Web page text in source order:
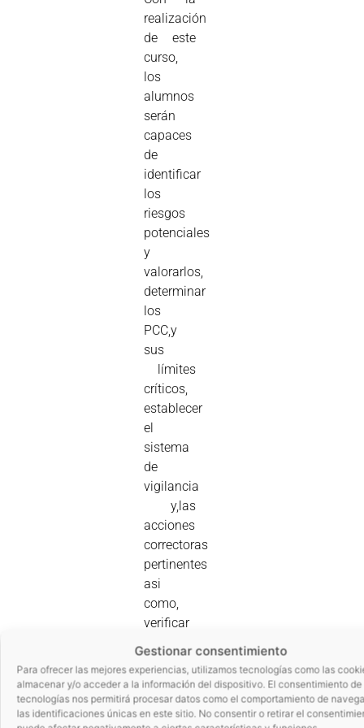
Gestionar consentimiento
Para ofrecer las mejores experiencias, utilizamos tecnologías como las
almacenar y/o acceder a la información del dispositivo. El consentimiento de
tecnologías nos permitirá procesar datos como el comportamiento de
las identificaciones únicas en este sitio. No consentir o retirar el
realización
de este
curso,
los
alumnos
serán
capaces
de
identificar
los
riesgos
potenciales
y
valorarlos,
determinar
los
PCC,y
sus
límites
críticos,
establecer
el
sistema
de
vigilancia
y,las
acciones
correctoras
pertinentes
asi
como,
verificar
es
efectivo,
documentar